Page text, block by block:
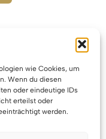
wie Cookies, um
Wenn du diesen
oder eindeutige IDs
erteilst oder
werden.